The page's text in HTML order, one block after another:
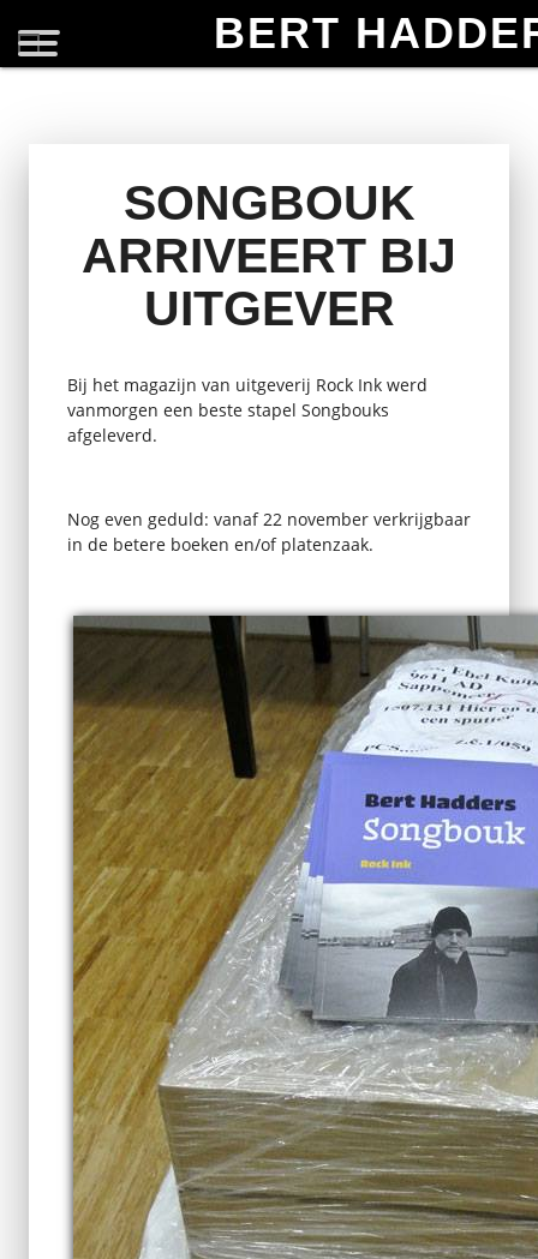
BERT
SONGBOUK
ARRIVEERT BIJ
UITGEVER
Bij het magazijn van uitgeverij Rock Ink werd
vanmorgen een beste stapel Songbouks
afgeleverd.
Nog even geduld: vanaf 22 november verkrijgbaar
in de betere boeken en/of platenzaak.